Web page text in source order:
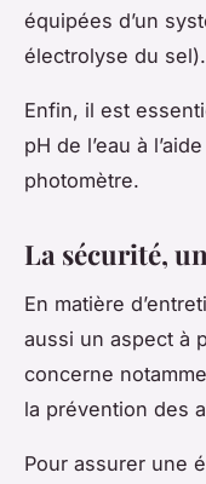
équipées d’un
électrolyse du sel).
Enfin, il est
pH de l’eau à
photomètre.
La sécurité,
En matière
aussi un aspect à
concerne
la prévention des
Pour assurer une